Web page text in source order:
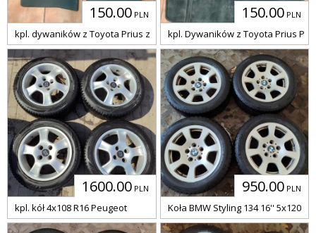
150.00 PLN
kpl. dywaników z Toyota Prius z 2018r
150.00 PLN
kpl. Dywaników z Toyota Prius
1600.00 PLN
kpl. kół 4x108 R16 Peugeot
950.00 PLN
Koła BMW Styling 134 16'' 5x120